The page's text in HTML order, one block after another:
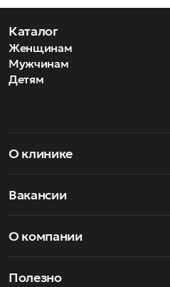
Каталог
Женщинам
Мужчинам
Детям
О клинике
Вакансии
О компании
Полезно